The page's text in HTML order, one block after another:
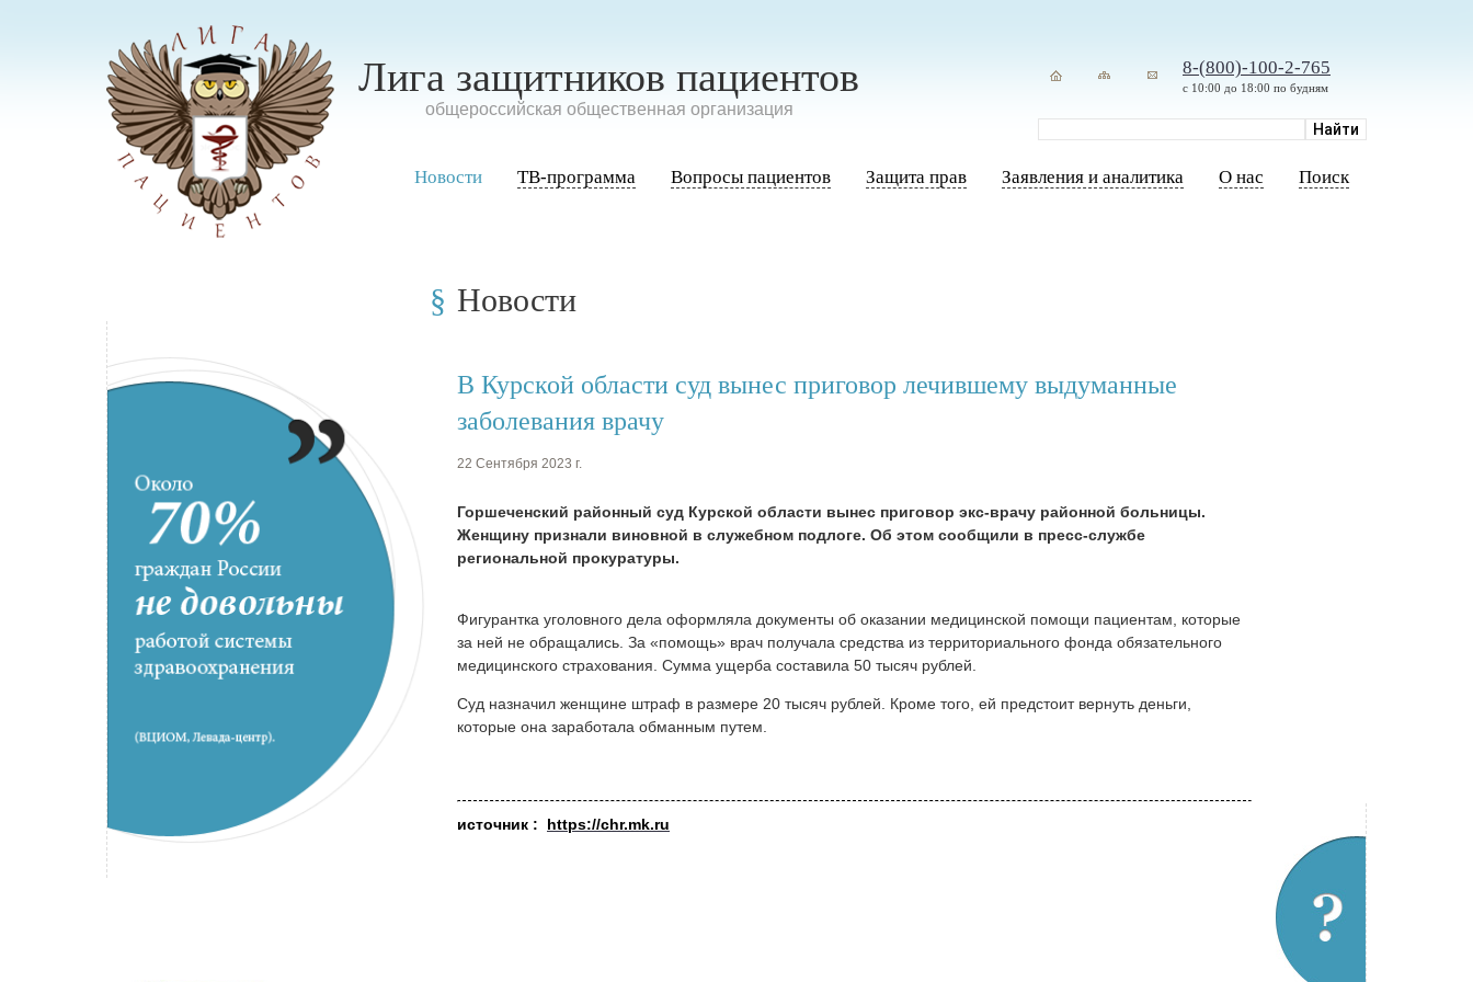
Лига защитников пациентов
oбщероссийская общественная организация
8-(800)-100-2-765
с 10:00 до 18:00 по будням
Новости ТВ-программа Вопросы пациентов Защита прав Заявления и аналитика О нас Поиск
Новости
В Курской области суд вынес приговор лечившему выдуманные
заболевания врачу
22 Сентября 2023 г.
Горшеченский районный суд Курской области вынес приговор экс-врачу районной больницы.
Женщину признали виновной в служебном подлоге. Об этом сообщили в пресс-службе
региональной прокуратуры.
Фигурантка уголовного дела оформляла документы об оказании медицинской помощи пациентам, которые
за ней не обращались. За «помощь» врач получала средства из территориального фонда обязательного
медицинского страхования. Сумма ущерба составила 50 тысяч рублей.
Суд назначил женщине штраф в размере 20 тысяч рублей. Кроме того, ей предстоит вернуть деньги,
которые она заработала обманным путем.
источник : https://chr.mk.ru